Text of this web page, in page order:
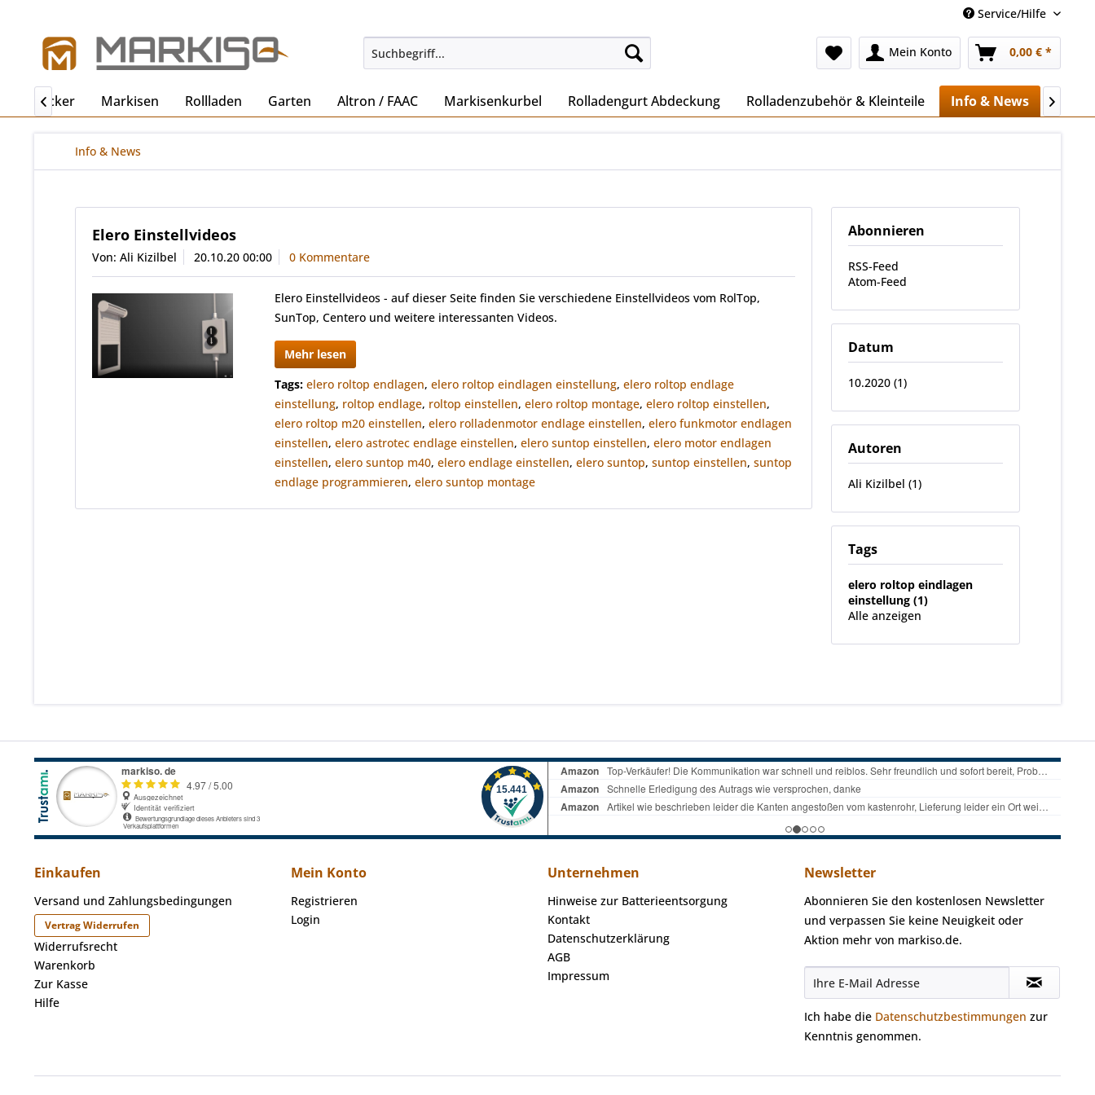
Service/Hilfe
Mein Konto 0,00 € *
Becker Markisen Rollladen Garten Altron / FAAC Markisenkurbel Rolladengurt Abdeckung Rolladenzubehör & Kleinteile Info & News
 
Info & News
Abonnieren
RSS-Feed
Atom-Feed
Datum
10.2020 (1)
Autoren
Ali Kizilbel (1)
Tags
elero roltop eindlagen
einstellung (1)
Alle anzeigen
Elero Einstellvideos
Von: Ali Kizilbel 20.10.20 00:00 0 Kommentare
Elero Einstellvideos - auf dieser Seite finden Sie verschiedene Einstellvideos vom RolTop,
SunTop, Centero und weitere interessanten Videos.
Mehr lesen
Tags: elero roltop endlagen,elero roltop eindlagen einstellung,elero roltop endlage
einstellung, roltop endlage, roltop einstellen,elero roltop montage,elero roltop einstellen,
elero roltop m20 einstellen,elero rolladenmotor endlage einstellen,elero funkmotor endlagen
einstellen,elero astrotec endlage einstellen,elero suntop einstellen,elero motor endlagen
einstellen,elero suntop m40,elero endlage einstellen,elero suntop,suntop einstellen,suntop
endlage programmieren,elero suntop montage
Einkaufen
Versand und Zahlungsbedingungen
Vertrag Widerrufen
Widerrufsrecht
Warenkorb
Zur Kasse
Hilfe
Mein Konto
Registrieren
Login
Unternehmen
Hinweise zur Batterieentsorgung
Kontakt
Datenschutzerklärung
AGB
Impressum
Newsletter
Abonnieren Sie den kostenlosen Newsletter
und verpassen Sie keine Neuigkeit oder
Aktion mehr von markiso.de.
Ich habe die Datenschutzbestimmungen zur
Kenntnis genommen.